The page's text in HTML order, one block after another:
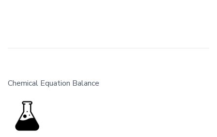
Chemical Equation Balance